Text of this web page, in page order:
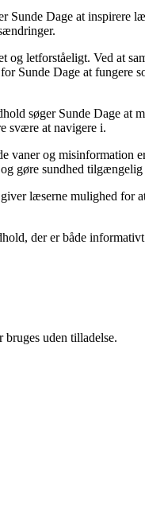
Sunde Dage at inspirere
letforståeligt. Ved at
Sunde Dage at fungere
søger Sunde Dage at
svære at navigere i.
vaner og misinformation
gøre sundhed
læserne mulighed for
der er både
uden tilladelse.